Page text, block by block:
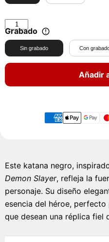
Grabado
Sin grabado Con
Añadir
Este katana negro,
Demon Slayer, refleja la
personaje. Su diseño
esencia del héroe,
que desean una réplica fiel